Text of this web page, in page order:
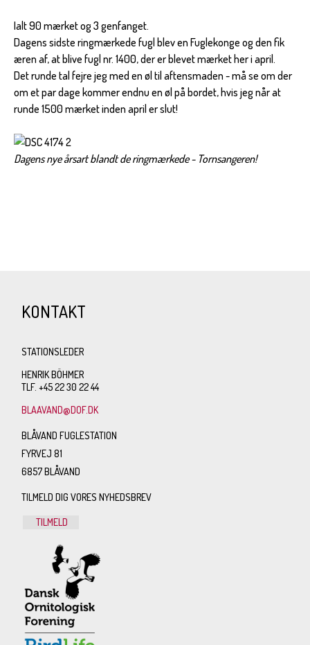
Ialt 90 mærket og 3 genfanget.
Dagens sidste ringmærkede fugl blev en Fuglekonge og den fik
æren af, at blive fugl nr. 1400, der er blevet mærket her i april.
Det runde tal fejre jeg med en øl til aftensmaden - må se om der
om et par dage kommer endnu en øl på bordet, hvis jeg når at
runde 1500 mærket inden april er slut!
Dagens nye årsart blandt de ringmærkede - Tornsangeren!
KONTAKT
STATIONSLEDER
HENRIK BÖHMER
TLF. +45 22 30 22 44
BLAAVAND@DOF.DK
BLÅVAND FUGLESTATION
FYRVEJ 81
6857 BLÅVAND
TILMELD DIG VORES NYHEDSBREV
TILMELD